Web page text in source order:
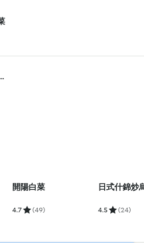
開陽白菜
4.7 (49)
日式什錦炒
4.5 (24)